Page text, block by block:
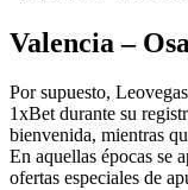
Valencia –
Por supuesto,
1xBet durante su
bienvenida, mientras
En aquellas épocas se
ofertas especiales de